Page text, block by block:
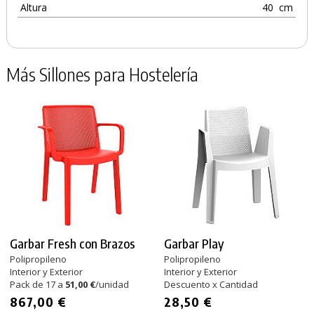
Altura
40 cm
Más Sillones para Hostelería
Garbar Fresh con Brazos
Polipropileno
Interior y Exterior
Pack de 17 a 51,00 €/unidad
867,00 €
Garbar Play
Polipropileno
Interior y Exterior
Descuento x Cantidad
28,50 €